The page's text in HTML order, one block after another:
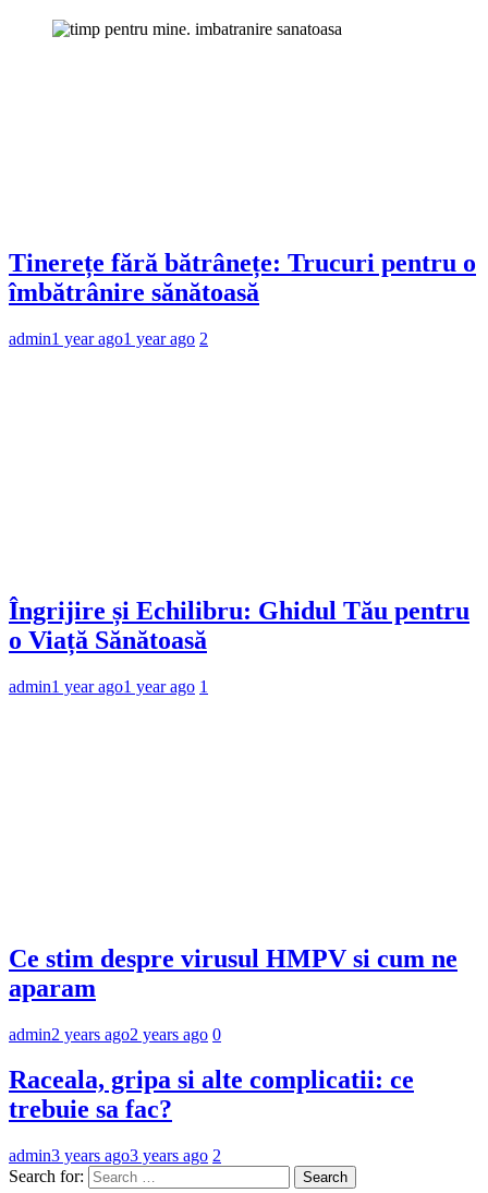
Tinerețe fără bătrânețe: Trucuri pentru o
îmbătrânire sănătoasă
admin1 year ago1 year ago 2
Îngrijire și Echilibru: Ghidul Tău pentru
o Viață Sănătoasă
admin1 year ago1 year ago 1
Ce stim despre virusul HMPV si cum ne
aparam
admin2 years ago2 years ago 0
Raceala, gripa si alte complicatii: ce
trebuie sa fac?
admin3 years ago3 years ago 2
Search for: